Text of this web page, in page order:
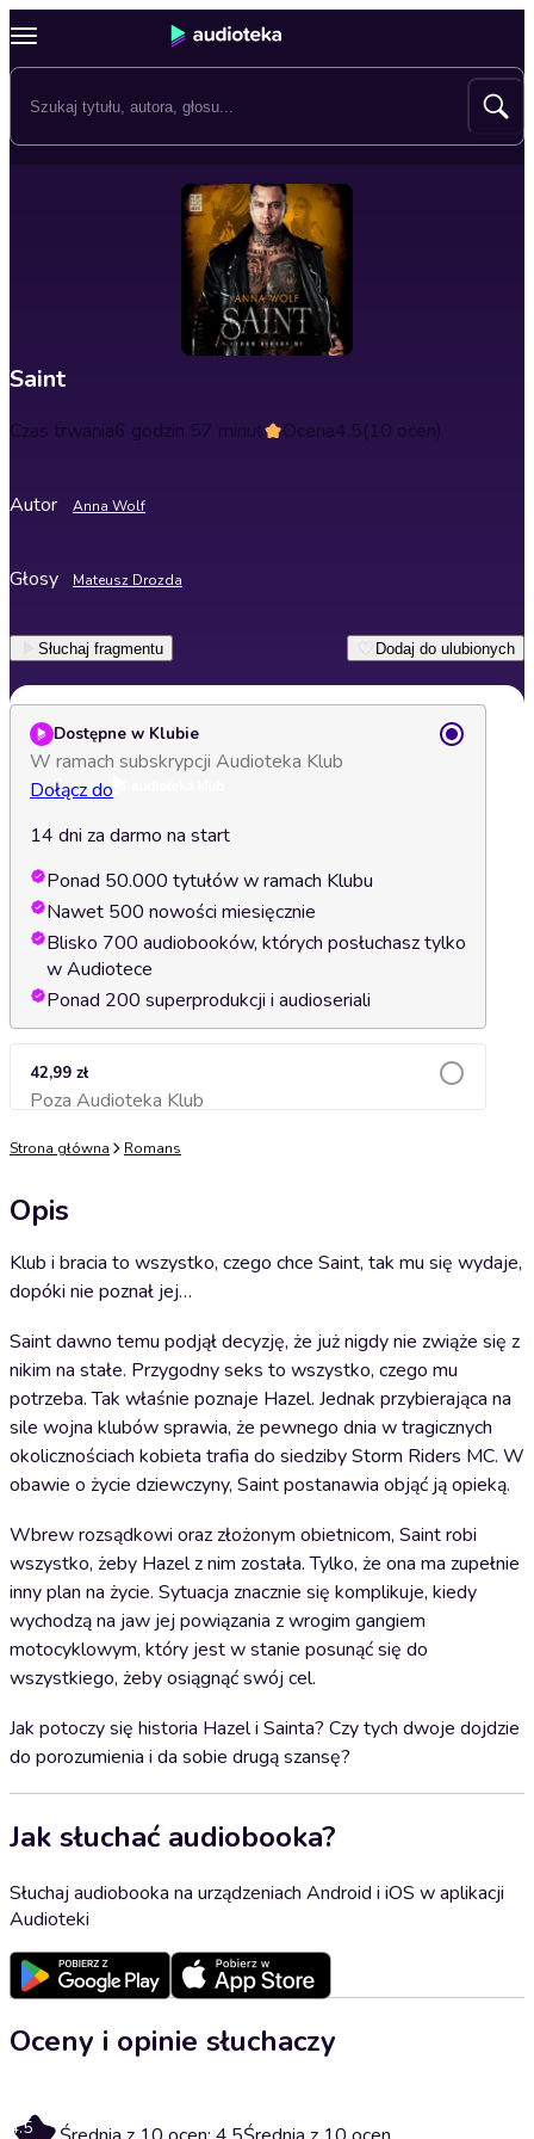
Saint
Czas trwania6 godzin 57 minut Ocena4.5(10 ocen)
Autor Anna Wolf
Głosy Mateusz Drozda
Słuchaj fragmentu Dodaj do ulubionych
Dostępne w Klubie
W ramach subskrypcji Audioteka Klub
Dołącz do
14 dni za darmo na start
Ponad 50.000 tytułów w ramach Klubu
Nawet 500 nowości miesięcznie
Blisko 700 audiobooków, których posłuchasz tylko
w Audiotece
Ponad 200 superprodukcji i audioseriali
42,99 zł
Poza Audioteka KlubDodaj do koszyka
Strona główna Romans
Opis
Klub i bracia to wszystko, czego chce Saint, tak mu się wydaje,
dopóki nie poznał jej…
Saint dawno temu podjął decyzję, że już nigdy nie zwiąże się z
nikim na stałe. Przygodny seks to wszystko, czego mu
potrzeba. Tak właśnie poznaje Hazel. Jednak przybierająca na
sile wojna klubów sprawia, że pewnego dnia w tragicznych
okolicznościach kobieta trafia do siedziby Storm Riders MC. W
obawie o życie dziewczyny, Saint postanawia objąć ją opieką.
Wbrew rozsądkowi oraz złożonym obietnicom, Saint robi
wszystko, żeby Hazel z nim została. Tylko, że ona ma zupełnie
inny plan na życie. Sytuacja znacznie się komplikuje, kiedy
wychodzą na jaw jej powiązania z wrogim gangiem
motocyklowym, który jest w stanie posunąć się do
wszystkiego, żeby osiągnąć swój cel.
Jak potoczy się historia Hazel i Sainta? Czy tych dwoje dojdzie
do porozumienia i da sobie drugą szansę?
Jak słuchać audiobooka?
Słuchaj audiobooka na urządzeniach Android i iOS w aplikacji
Audioteki
Oceny i opinie słuchaczy
4.5